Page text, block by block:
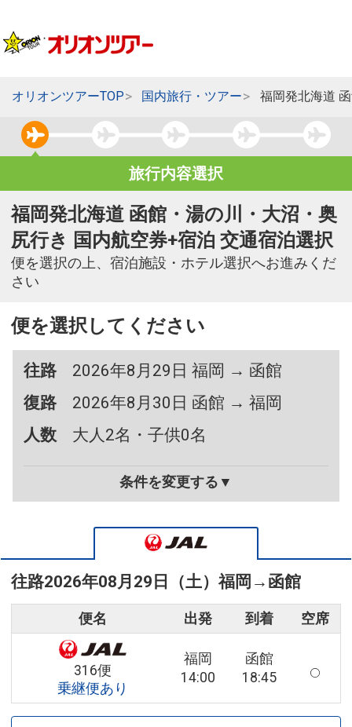
オリオンツアーTOP 国内旅行・ツアー 福岡発北海道
旅行内容選択
福岡発北海道 函館・湯の川・大沼・奥
尻行き 国内航空券+宿泊 交通宿泊選択
便を選択の上、宿泊施設・ホテル選択へお進みくだ
さい
便を選択してください
往路
2026年8月29日 福岡 → 函館
復路
2026年8月30日 函館 → 福岡
人数
大人2名・子供0名
条件を変更する▼
往路2026年08月29日（土）福岡 → 函館
便名 出発 到着 空席
316便
乗継便あり
福岡
14:00
函館
18:45